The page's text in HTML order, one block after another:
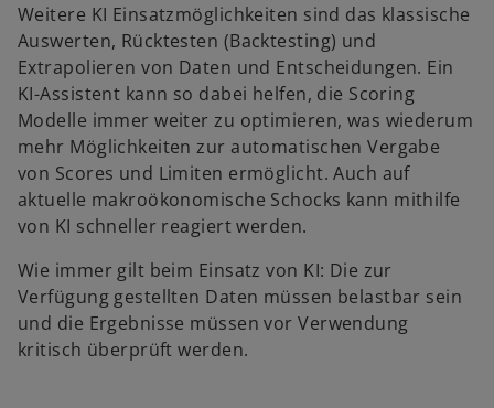
Weitere KI Einsatzmöglichkeiten sind das klassische
Auswerten, Rücktesten (Backtesting) und
Extrapolieren von Daten und Entscheidungen. Ein
KI-Assistent kann so dabei helfen, die Scoring
Modelle immer weiter zu optimieren, was wiederum
mehr Möglichkeiten zur automatischen Vergabe
von Scores und Limiten ermöglicht. Auch auf
aktuelle makroökonomische Schocks kann mithilfe
von KI schneller reagiert werden.
Wie immer gilt beim Einsatz von KI: Die zur
Verfügung gestellten Daten müssen belastbar sein
und die Ergebnisse müssen vor Verwendung
kritisch überprüft werden.